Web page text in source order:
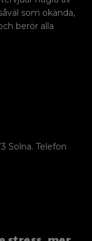
som okända,
berör alla
Solna. Telefon